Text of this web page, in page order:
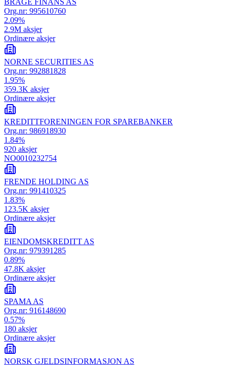
BRAGE FINANS AS
Org.nr: 995610760
2.09%
2.9M aksjer
Ordinære aksjer
NORNE SECURITIES AS
Org.nr: 992881828
1.95%
359.3K aksjer
Ordinære aksjer
KREDITTFORENINGEN FOR SPAREBANKER
Org.nr: 986918930
1.84%
920 aksjer
NO0010232754
FRENDE HOLDING AS
Org.nr: 991410325
1.83%
123.5K aksjer
Ordinære aksjer
EIENDOMSKREDITT AS
Org.nr: 979391285
0.89%
47.8K aksjer
Ordinære aksjer
SPAMA AS
Org.nr: 916148690
0.57%
180 aksjer
Ordinære aksjer
NORSK GJELDSINFORMASJON AS